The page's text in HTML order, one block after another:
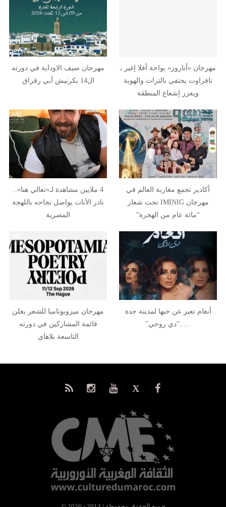
مهرجان «أناروز» بواحة أفلا إغير ـ
تافراوت يحتفي بالتراث والهوية
ويعزز إشعاع المنطقة
مهرجان صيف الاوداية في دورته
ال14 بكرنيش أبي رقراق
أكادير تجمع مغاربة العالم في
مهرجان IMINIG تحت شعار
“مائة عام من الهجرة”
4 ملايين مشاهدة لـ«تعالي هنا»..
نادر الأتات يواصل نجاحه باللهجة
المصرية
أنغام تعبر عن حبها لمدينة جدة
…..“دي روحي”
مهرجان ميزوبوتاميا للشعر يعلن
قائمة المشاركين في دورته
التاسعة بلاهاي